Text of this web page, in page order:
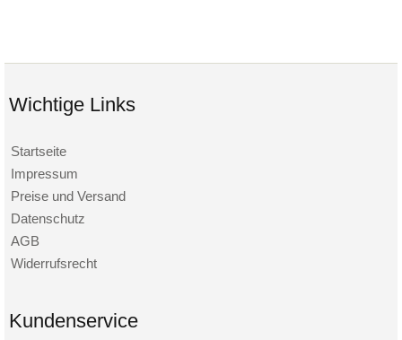
Wichtige Links
Startseite
Impressum
Preise und Versand
Datenschutz
AGB
Widerrufsrecht
Kundenservice